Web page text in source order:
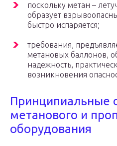
поскольку метан –
образует
быстро испаряется;
требования,
метановых баллонов,
надежность,
возникновения
Принципиальные
метанового и
оборудования